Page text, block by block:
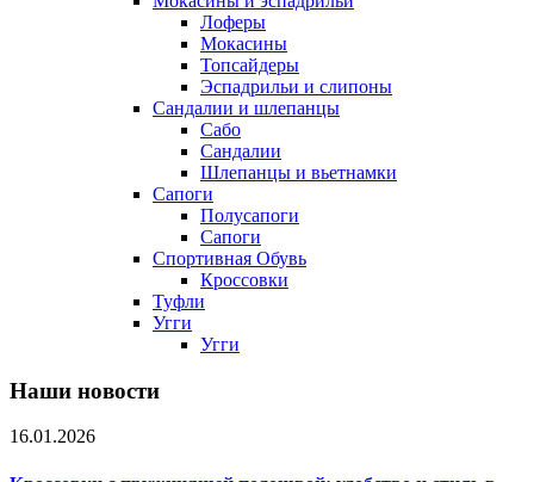
Лоферы
Мокасины
Топсайдеры
Эспадрильи и слипоны
Сандалии и шлепанцы
Сабо
Сандалии
Шлепанцы и вьетнамки
Сапоги
Полусапоги
Сапоги
Спортивная Обувь
Кроссовки
Туфли
Угги
Угги
Наши новости
16.01.2026